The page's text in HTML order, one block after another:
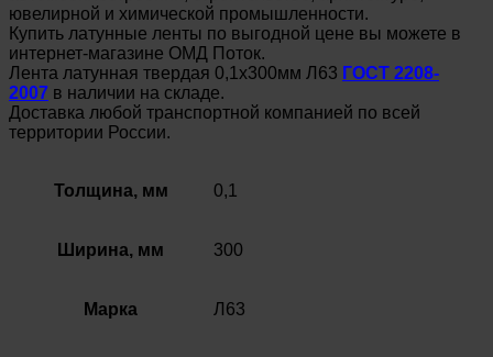
ювелирной и химической промышленности.
Купить латунные ленты по выгодной цене вы можете в
интернет-магазине ОМД Поток.
Лента латунная твердая 0,1х300мм Л63 ГОСТ 2208-
2007 в наличии на складе.
Доставка любой транспортной компанией по всей
территории России.
Толщина, мм 0,1
Ширина, мм 300
Марка Л63